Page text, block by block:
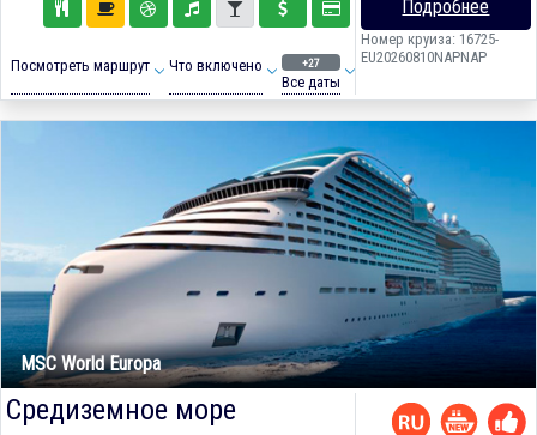
Посмотреть маршрут Что включено +27
Все даты
Подробнее
Номер круиза: 16725-
EU20260810NAPNAP
MSC World Europa
Средиземное море